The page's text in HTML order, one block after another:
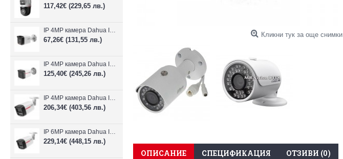
117,42€ (229,65 лв.)
IP 4MP камера Dahua IPC-B1E40-A-0280B, 2.8mm, IR 30m
67,26€ (131,55 лв.)
IP 4MP камера Dahua IPC-HFW1439TC1-A-LED-0280B-PRO, 2.8mm, IR 30m
125,40€ (245,26 лв.)
IP 4MP камера Dahua IPC-HFW2449TL-S-LED-0280B-PRO, 2.8mm, IR 50m
206,34€ (403,56 лв.)
IP 6MP камера Dahua IPC-HFW2649TL-S-LED-0280B-PRO, 2.8mm, IR 50m
229,14€ (448,15 лв.)
Кликни тук за още снимки
ОПИСАНИЕ СПЕЦИФИКАЦИЯ ОТЗИВИ (0)